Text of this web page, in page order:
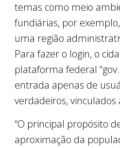
temas como meio
fundiárias, por
uma região
Para fazer o login, o
plataforma federal
entrada apenas de
verdadeiros, vinculados
“O principal propósito
aproximação da